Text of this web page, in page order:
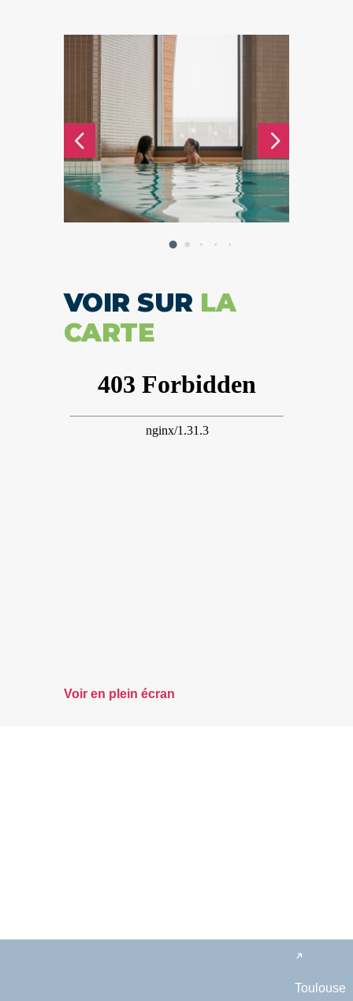
4 5
VOIR SUR LA
CARTE
Voir en plein écran
Toulouse